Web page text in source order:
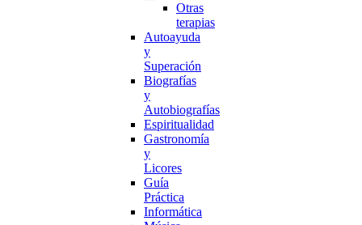
Otras
terapias
Autoayuda
y
Superación
Biografías
y
Autobiografías
Espiritualidad
Gastronomía
y
Licores
Guía
Práctica
Informática